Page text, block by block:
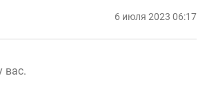
6 июля 2023 06:17
вас.